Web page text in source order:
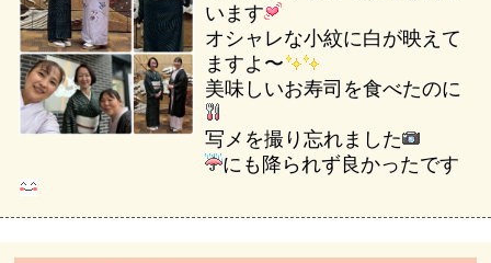
います
オシャレな小紋に白が映えて
ますよ〜
美味しいお寿司を食べたのに
写メを撮り忘れました
にも降られず良かったです